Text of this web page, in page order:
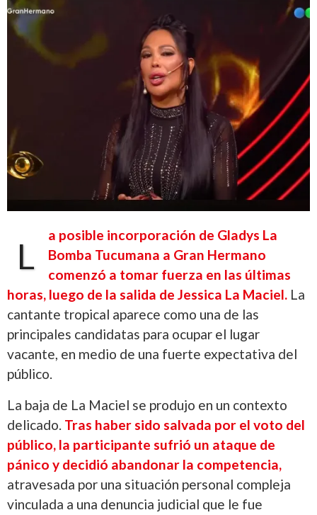
L
a posible incorporación de Gladys La
Bomba Tucumana a Gran Hermano
comenzó a tomar fuerza en las últimas
horas, luego de la salida de Jessica La Maciel. La
cantante tropical aparece como una de las
principales candidatas para ocupar el lugar
vacante, en medio de una fuerte expectativa del
público.
La baja de La Maciel se produjo en un contexto
delicado. Tras haber sido salvada por el voto del
público, la participante sufrió un ataque de
pánico y decidió abandonar la competencia,
atravesada por una situación personal compleja
vinculada a una denuncia judicial que le fue